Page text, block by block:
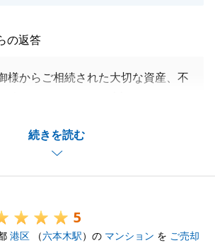
続きを読む
の返答
様からご相続された大切な資産、不
てたようであれば、これほど幸せな
とで何かございましたら、些細なこ
紹介いただいた際は今以上のご満足
よう、今後も精進してまいります。
5
港区 （六本木駅）の マンション を ご売却